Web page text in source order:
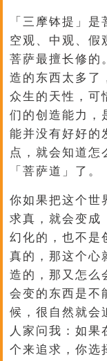
「三摩钵提」
空观、中观、假
菩萨最擅长修的
造的东西太多了
众生的天性，可
们的创造能力，
能并没有好好的
点，就会知道怎
「菩萨道」了。
你如果把这个世
求真，就会变成
幻化的，也不是
真的，那这个心
造的，那又怎么
会变的东西是不
候，很自然就会
人家问我：如果
个来追求，你选